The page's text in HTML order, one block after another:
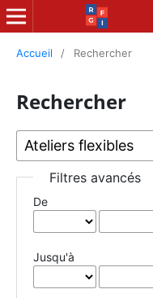
Accueil / Rechercher
Rechercher
Filtres avancés
De
Jusqu'à